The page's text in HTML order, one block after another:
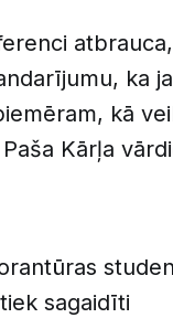
ka
kā
Kārļa
tiek sagaidīti